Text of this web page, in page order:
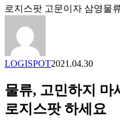
뉴
노
서
는
미
없
어
로지스팟 고문이자 삼영물
LOGISPOT2021.04.30
물류, 고민하지 마
로지스팟 하세요